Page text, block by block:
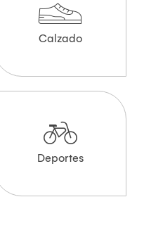
Calzado
Deportes